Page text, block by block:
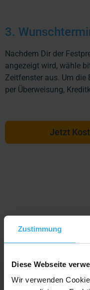
Zustimmung
Diese Webseite
Wir verwenden
3.
Nachdem Dir der
angezeigt wird, wähle
Zeitfenster aus. Um die
per Überweisung,
Jetzt
Entrümpelungen
Von kleinen